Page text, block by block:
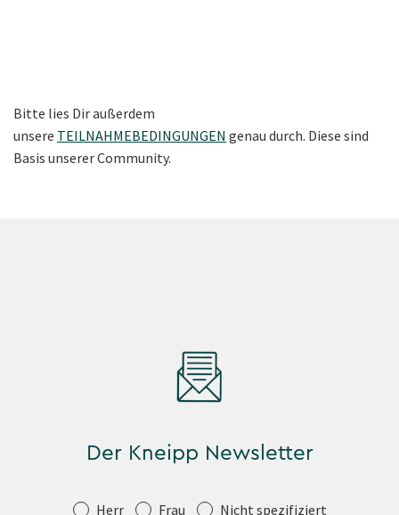
Bitte lies Dir außerdem
unsere TEILNAHMEBEDINGUNGEN genau durch. Diese sind
Basis unserer Community.
Der Kneipp Newsletter
Anrede Herr Frau Nicht spezifiziert